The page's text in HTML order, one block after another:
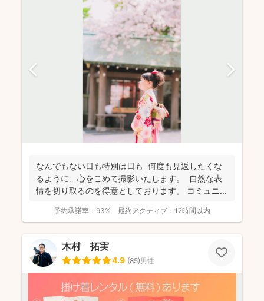
なんでもない日も特別は日も 何度も見返したくな
るように、心をこめて撮影いたします。 自然な表
情を切り取るのを得意としております。 コミュニ...
予約承諾率： 93% 最終アクティブ： 12時間以内
木村 拓実
4.9 (85)男性